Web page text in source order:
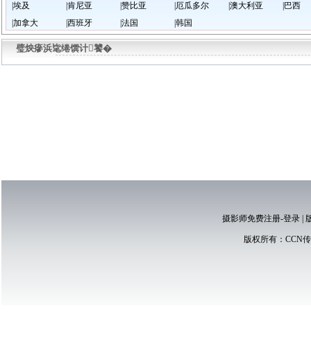
|埃及
|肯尼亚 |赞比亚 |厄瓜多尔 |澳大利亚
|巴西
|加拿大
|西班牙 |法国 |韩国
璧炴瘮浜毞绻馔计饕�
摄影师免费注册-登录|
版权所有： CCN